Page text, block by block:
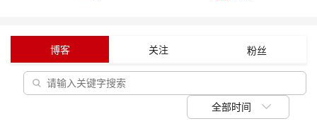
动
关
我
的
我
博客 关注 粉丝
全部时间